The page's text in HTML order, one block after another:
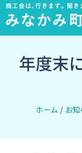
内
容
年度末
ホーム お知
過
去